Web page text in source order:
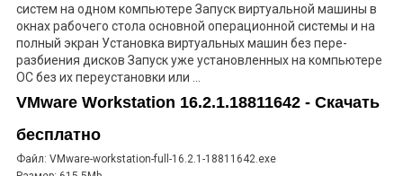
систем на одном компьютере Запуск виртуальной машины в
окнах рабочего стола основной операционной системы и на
полный экран Установка виртуальных машин без пере-
разбиения дисков Запуск уже установленных на компьютере
ОС без их переустановки или ...
VMware Workstation 16.2.1.18811642 - Скачать
бесплатно
Файл: VMware-workstation-full-16.2.1-18811642.exe